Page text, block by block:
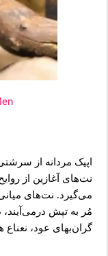
اپیک مردانه از
نت‌های آغازین از
می‌گیرد. نت‌های
مُر به تپش
گران‌بهای عود،‌